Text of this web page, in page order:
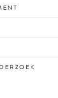
en
en